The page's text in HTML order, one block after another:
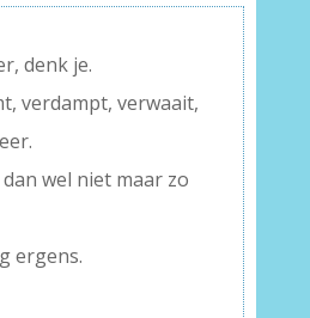
denk je.
verdampt, verwaait,
wel niet maar zo
ergens.